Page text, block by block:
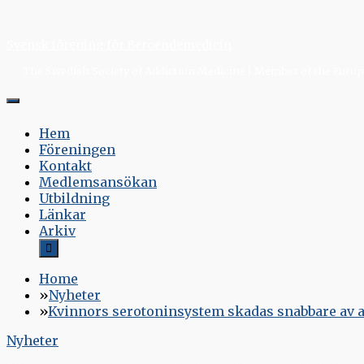
Hem
Föreningen
Kontakt
Medlemsansökan
Utbildning
Länkar
Arkiv
Home
Nyheter
Kvinnors serotoninsystem skadas snabbare av
Nyheter